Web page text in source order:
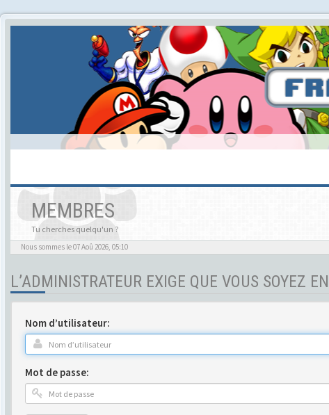
MEMBRES
Tu cherches quelqu'un ?
Nous sommes le 07 Aoû 2026, 05:10
L’ADMINISTRATEUR EXIGE QUE VOUS SOYEZ
Nom d’utilisateur:
Mot de passe: